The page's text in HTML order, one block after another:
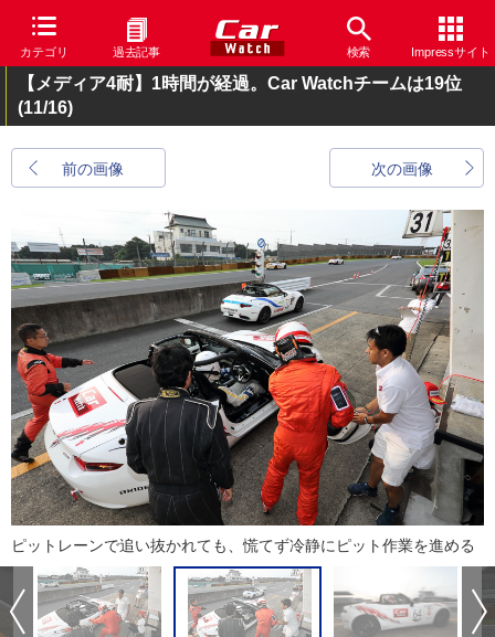
カテゴリ 過去記事 検索 Impressサイト
【メディア4耐】1時間が経過。Car Watchチームは19位
(11/16)
前の画像 次の画像
ピットレーンで追い抜かれても、慌てず冷静にピット作業を進める